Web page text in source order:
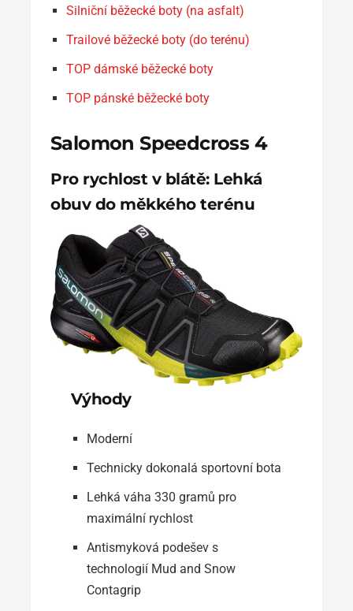
Silniční běžecké boty (na asfalt)
Trailové běžecké boty (do terénu)
TOP dámské běžecké boty
TOP pánské běžecké boty
Salomon Speedcross 4
Pro rychlost v blátě: Lehká
obuv do měkkého terénu
Výhody
Moderní
Technicky dokonalá sportovní bota
Lehká váha 330 gramů pro
maximální rychlost
Antismyková podešev s
technologií Mud and Snow
Contagrip